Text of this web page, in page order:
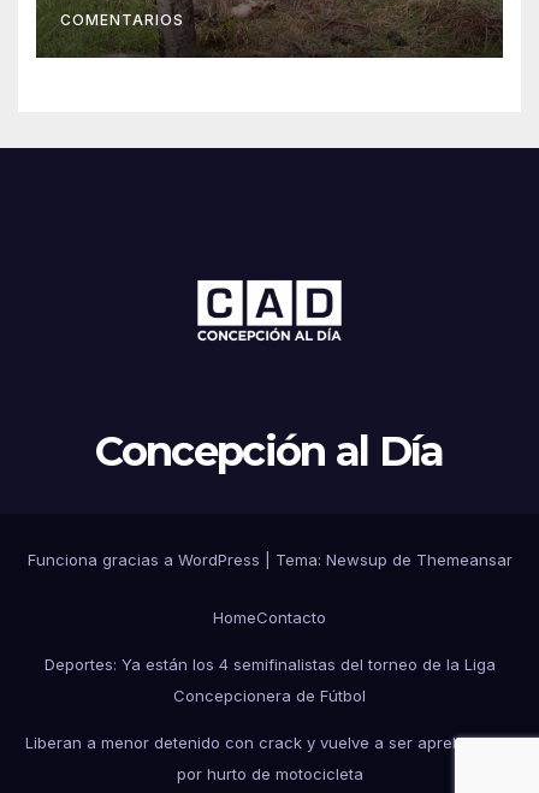
COMENTARIOS
Concepción al Día
Funciona gracias a WordPress Tema: Newsup de Themeansar
HomeContacto
Deportes: Ya están los 4 semifinalistas del torneo de la Liga
Concepcionera de Fútbol
Liberan a menor detenido con crack y vuelve a ser aprehendido
por hurto de motocicleta